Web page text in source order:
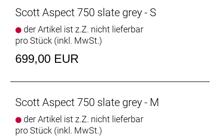
Scott Aspect 750 slate grey - S
der Artikel ist z.Z. nicht lieferbar
pro Stück (inkl. MwSt.)
699,00 EUR
Scott Aspect 750 slate grey - M
der Artikel ist z.Z. nicht lieferbar
pro Stück (inkl. MwSt.)